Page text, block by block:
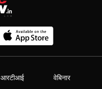
आरटीआई वेबिनार